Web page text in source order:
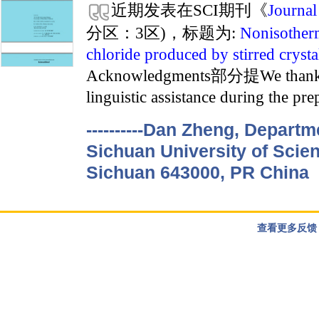
近期发表在SCI期刊《
分区：3区)，标题为:
chloride produced by stirred
Acknowledgments部分提We
linguistic assistance during the
----------Dan Zheng,
Sichuan University of
Sichuan 643000, PR China
查看更多反馈